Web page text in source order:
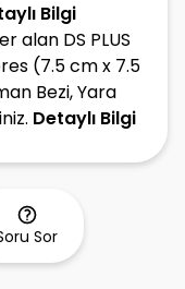
Bilgi
alan DS PLUS
(7.5 cm x 7.5
Bezi, Yara
Detaylı Bilgi
Sor